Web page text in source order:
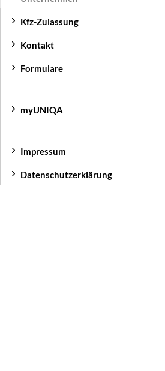
Kfz-Zulassung
Kontakt
Formulare
myUNIQA
Impressum
Datenschutzerklärung